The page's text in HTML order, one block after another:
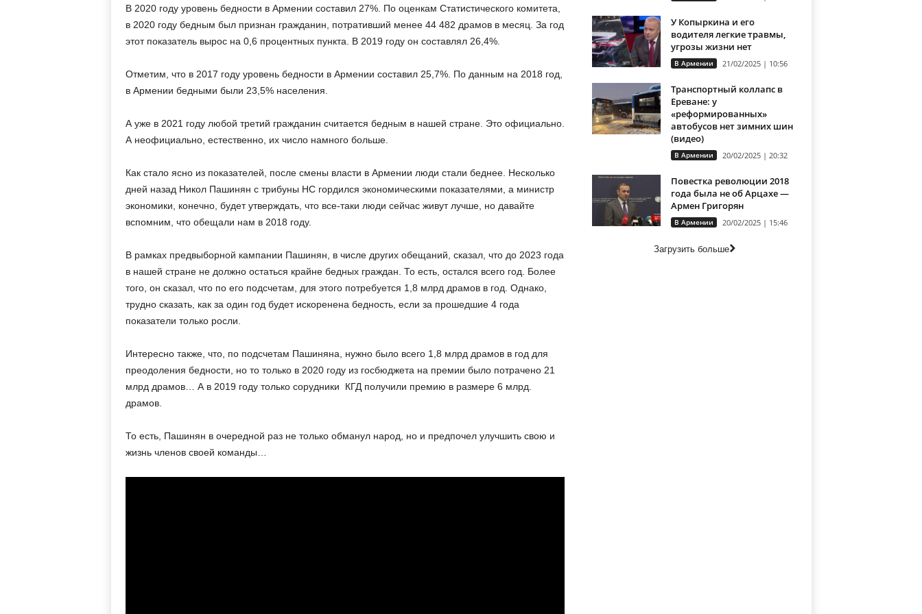
В 2020 году уровень бедности в Армении составил 27%. По оценкам Статистического комитета,
в 2020 году бедным был признан гражданин, потративший менее 44 482 драмов в месяц. За год
этот показатель вырос на 0,6 процентных пункта. В 2019 году он составлял 26,4%.
Отметим, что в 2017 году уровень бедности в Армении составил 25,7%. По данным на 2018 год,
в Армении бедными были 23,5% населения.
А уже в 2021 году любой третий гражданин считается бедным в нашей стране. Это официально.
А неофициально, естественно, их число намного больше.
Как стало ясно из показателей, после смены власти в Армении люди стали беднее. Несколько
дней назад Никол Пашинян с трибуны НС гордился экономическими показателями, а министр
экономики, конечно, будет утверждать, что все-таки люди сейчас живут лучше, но давайте
вспомним, что обещали нам в 2018 году.
В рамках предвыборной кампании Пашинян, в числе других обещаний, сказал, что до 2023 года
в нашей стране не должно остаться крайне бедных граждан. То есть, остался всего год. Более
того, он сказал, что по его подсчетам, для этого потребуется 1,8 млрд драмов в год. Однако,
трудно сказать, как за один год будет искоренена бедность, если за прошедшие 4 года
показатели только росли.
Интересно также, что, по подсчетам Пашиняна, нужно было всего 1,8 млрд драмов в год для
преодоления бедности, но то только в 2020 году из госбюджета на премии было потрачено 21
млрд драмов… А в 2019 году только сорудники КГД получили премию в размере 6 млрд.
драмов.
То есть, Пашинян в очередной раз не только обманул народ, но и предпочел улучшить свою и
жизнь членов своей команды…
У Копыркина и его
водителя легкие травмы,
угрозы жизни нет
В Армении 21/02/2025 | 10:56
Транспортный коллапс в
Ереване: у
«реформированных»
автобусов нет зимних шин
(видео)
В Армении 20/02/2025 | 20:32
Повестка революции 2018
года была не об Арцахе —
Армен Григорян
В Армении 20/02/2025 | 15:46
Загрузить больше